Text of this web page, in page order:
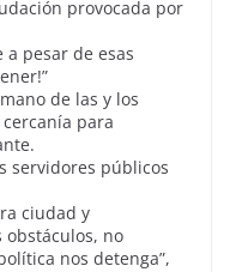
provocada por
pesar de esas
de las y los
para
servidores públicos
ciudad y
obstáculos, no
nos detenga”,